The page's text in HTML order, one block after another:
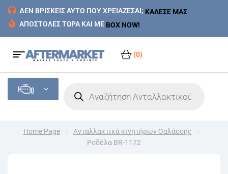
ΔΕΝ ΒΡΙΣΚΕΙΣ ΑΥΤΟ ΠΟΥ ΧΡΕΙΑΖΕΣΑΙ; ΚΑΛΕΣΕ ΜΑΣ
ΑΠΟΣΤΟΛΕΣ ΤΩΡΑ ΚΑΙ ΜΕ BOX NOW!
(0)
Home Page
Ανταλλακτικά κινητήρων Θαλάσσης
Ροδέλα BR-1172